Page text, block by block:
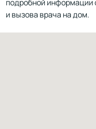
подробной информации
и вызова врача на дом.